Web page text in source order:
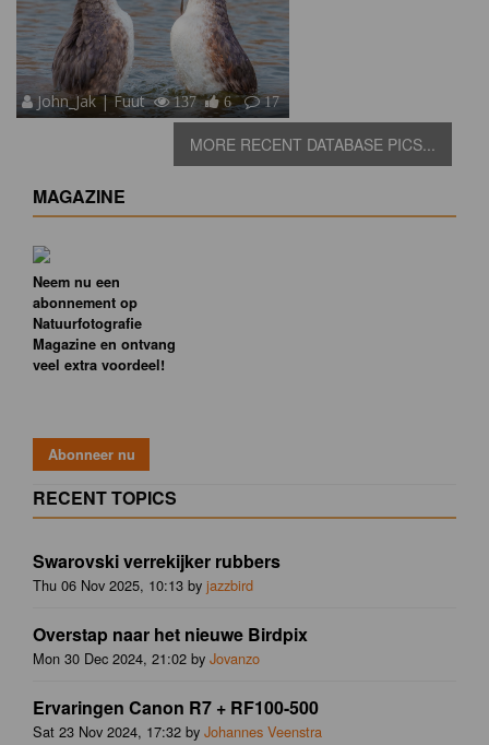
John_Jak | Fuut 137 6 17
MORE RECENT DATABASE PICS...
MAGAZINE
Neem nu een
abonnement op
Natuurfotografie
Magazine en ontvang
veel extra voordeel!
RECENT TOPICS
Swarovski verrekijker rubbers
Thu 06 Nov 2025, 10:13 by jazzbird
Overstap naar het nieuwe Birdpix
Mon 30 Dec 2024, 21:02 by Jovanzo
Ervaringen Canon R7 + RF100-500
Sat 23 Nov 2024, 17:32 by Johannes Veenstra